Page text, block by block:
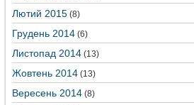
Лютий 2015 (8)
Грудень 2014 (6)
Листопад 2014 (13)
Жовтень 2014 (13)
Вересень 2014 (8)